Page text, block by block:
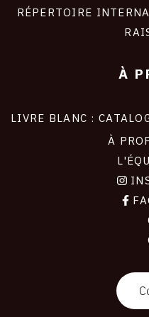
RÉPERTOIRE
À
LIVRE BLANC :
À